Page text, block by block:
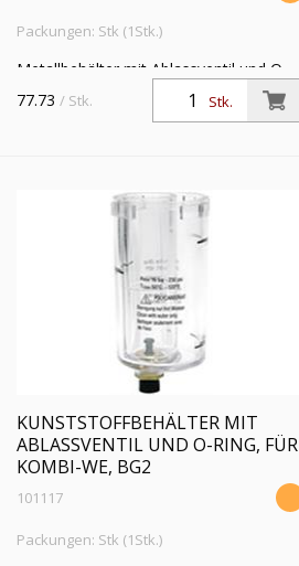
Packungen: Stk (1Stk.)
Metallbehälter mit Ablassventil und O-
Ring, für Kombi-Wartungseinheit, BG 1,
G 1/4, G 3/8 und G 1/2
Stk.
77.73 / Stk.
KUNSTSTOFFBEHÄLTER MIT
ABLASSVENTIL UND O-RING, FÜR
KOMBI-WE, BG2
101117
Packungen: Stk (1Stk.)